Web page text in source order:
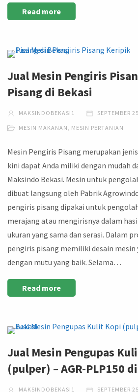
Read more
Jual Mesin Pengiris
Pisang di Bekasi
MAKSINDOBEKASI1 SEPTEMBER
MESIN MAKANAN MESIN PERTANIAN
Mesin Pengiris Pisang merupakan
kini dapat Anda miliki dengan mudah
Maksindo Bekasi. Mesin untuk
dibuat langsung oleh Pabrik
pengiris pisang dipakai untuk
merajang atau mengirisnya dalam
ukuran yang sama dan serasi. Dalam
pengiris pisang memiliki desain
dengan mutu yang baik. Selama…
Read more
Jual Mesin Pengupas
(pulper) – AGR-PLP150
MAKSINDOBEKASI1 SEPTEMBER